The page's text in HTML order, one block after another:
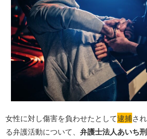
女性に対し傷害を負わせたとして逮捕さ
る弁護活動について、弁護士法人あいち